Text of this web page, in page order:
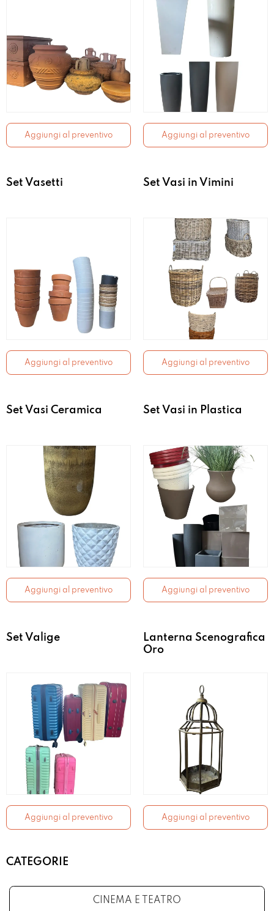
Aggiungi al preventivo Aggiungi al preventivo
Set Vasetti
Aggiungi al preventivo
Set Vasi in Vimini
Aggiungi al preventivo
Set Vasi Ceramica
Aggiungi al preventivo
Set Vasi in Plastica
Aggiungi al preventivo
Set Valige
Aggiungi al preventivo
Lanterna Scenografica
Oro
Aggiungi al preventivo
CATEGORIE
CINEMA E TEATRO